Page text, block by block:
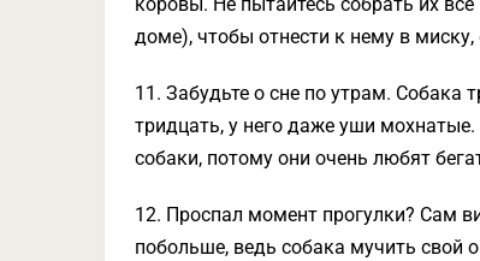
доме), чтобы отнести к нему в
11. Забудьте о сне по утрам. Собака
тридцать, у него даже уши
собаки, потому они очень любят
12. Проспал момент прогулки? Сам
побольше, ведь собака мучить свой